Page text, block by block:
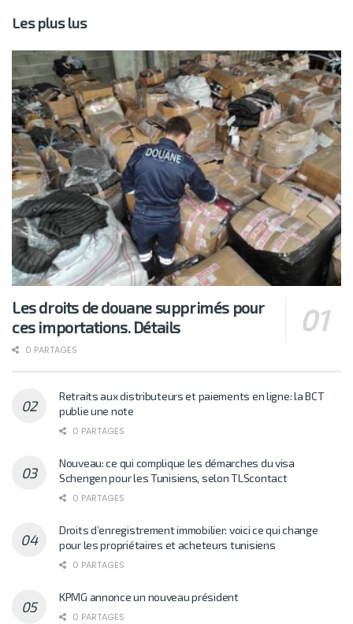
Les plus lus
Les droits de douane supprimés pour
ces importations. Détails
0 PARTAGES
Retraits aux distributeurs et paiements en ligne: la BCT
publie une note
0 PARTAGES
Nouveau: ce qui complique les démarches du visa
Schengen pour les Tunisiens, selon TLScontact
0 PARTAGES
Droits d’enregistrement immobilier: voici ce qui change
pour les propriétaires et acheteurs tunisiens
0 PARTAGES
KPMG annonce un nouveau président
0 PARTAGES